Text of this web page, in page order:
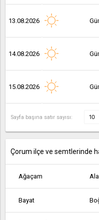
13.08.2026
14.08.2026
15.08.2026
Sayfa başına satır sayısı:
Çorum ilçe ve semtlerinde
Ağaçam
Bayat